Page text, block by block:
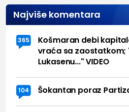
Najviše komentara
365
Košmaran debi
vraća sa zaostatkom;
Lukasenu..." VIDEO
104 Šokantan poraz